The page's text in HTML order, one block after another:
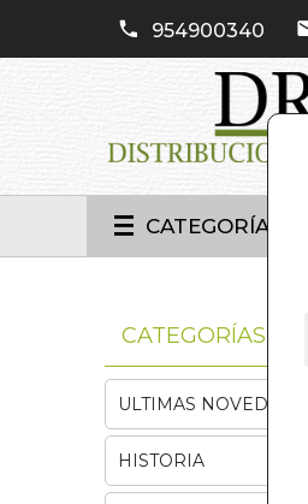
954900340
CATEGORÍAS
CATEGORÍAS
ULTIMAS NOVEDADES
HISTORIA